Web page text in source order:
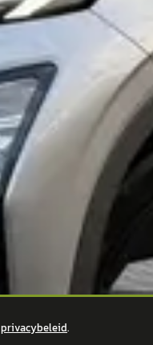
privacybeleid.